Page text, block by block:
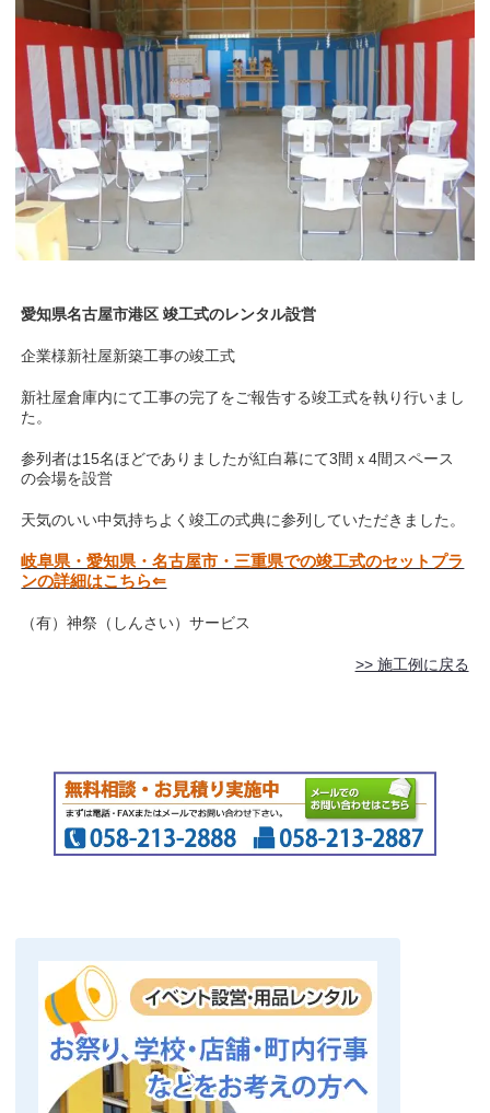
愛知県名古屋市港区 竣工式のレンタル設営
企業様新社屋新築工事の竣工式
新社屋倉庫内にて工事の完了をご報告する竣工式を執り行いまし
た。
参列者は15名ほどでありましたが紅白幕にて3間ｘ4間スペース
の会場を設営
天気のいい中気持ちよく竣工の式典に参列していただきました。
岐阜県・愛知県・名古屋市・三重県での竣工式のセットプラ
ンの詳細はこちら⇐
（有）神祭（しんさい）サービス
>> 施工例に戻る